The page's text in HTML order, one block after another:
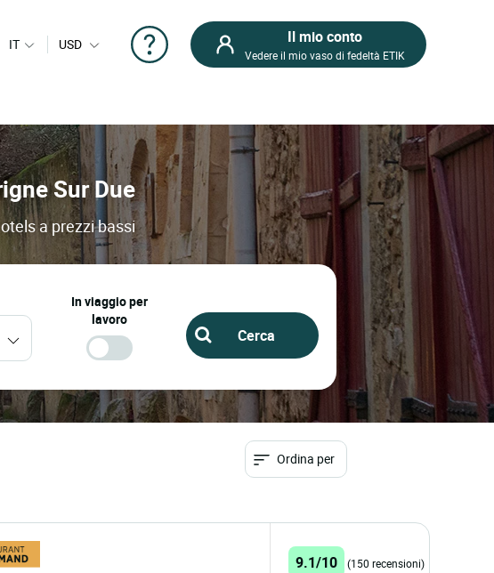
IT USD Il mio conto
Vedere il mio vaso di fedeltà ETIK
Sur Due
a prezzi bassi
In viaggio per
lavoro
Ordina per
9.1/10 (150 recensioni)